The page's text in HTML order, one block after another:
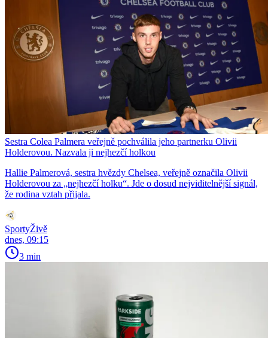
Sestra Colea Palmera veřejně pochválila jeho partnerku Olivii
Holderovou. Nazvala ji nejhezčí holkou
Hallie Palmerová, sestra hvězdy Chelsea, veřejně označila Olivii
Holderovou za „nejhezčí holku“. Jde o dosud nejviditelnější signál,
že rodina vztah přijala.
SportyŽivě
dnes, 09:15
3 min